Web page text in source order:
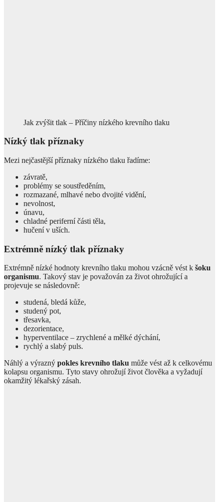
Jak zvýšit tlak – Příčiny nízkého krevního tlaku
Nízký tlak příznaky
Mezi nejčastější příznaky nízkého tlaku řadíme:
závratě,
problémy se soustředěním,
rozmazané, mlhavé nebo dvojité vidění,
nevolnost,
únavu,
chladné periferní části těla,
hučení v uších.
Extrémně nízký tlak příznaky
Extrémně nízké hodnoty krevního tlaku mohou vzácně vést k šoku
organismu. Takový stav je považován za život ohrožující a
projevuje se následovně:
studená, bledá kůže,
studený pot,
třesavka,
dezorientace,
hyperventilace – zrychlené a mělké dýchání,
rychlý a slabý puls.
Náhlý a výrazný pokles krevního tlaku může vést až k celkovému
kolapsu organismu. Tyto stavy ohrožují život člověka a vyžadují
okamžitý lékařský zásah.